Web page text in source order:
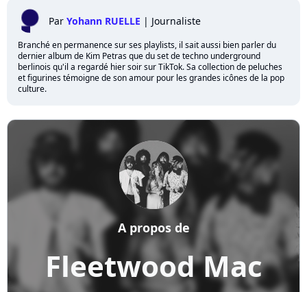
Par Yohann RUELLE | Journaliste
Branché en permanence sur ses playlists, il sait aussi bien parler du
dernier album de Kim Petras que du set de techno underground
berlinois qu'il a regardé hier soir sur TikTok. Sa collection de peluches
et figurines témoigne de son amour pour les grandes icônes de la pop
culture.
Fleetwood Mac
A propos de